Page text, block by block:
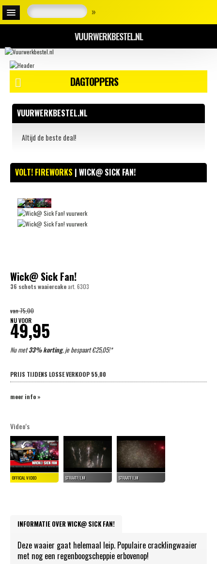
»
VUURWERKBESTEL.NL
DAGTOPPERS
VUURWERKBESTEL.NL
Altijd de beste deal!
VOLT! FIREWORKS | WICK@ SICK FAN!
Wick@ Sick Fan!
36 schots waaiercakeart. 6303
van75,00
NU VOOR
49,95
Nu met33% korting, je bespaart €25,05!*
PRIJS TIJDENS LOSSE VERKOOP 55,00
meer info »
Video's
INFORMATIE OVER WICK@ SICK FAN!
Deze waaier gaat helemaal leip. Populaire cracklingwaaier
met nog een regenboogscheppie erbovenop!